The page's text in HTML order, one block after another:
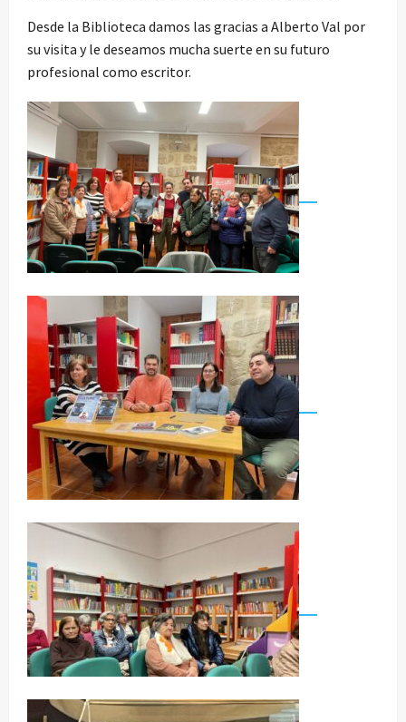
Desde la Biblioteca damos las gracias a Alberto Val por
su visita y le deseamos mucha suerte en su futuro
profesional como escritor.